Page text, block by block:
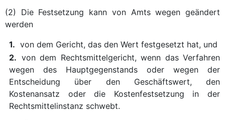
(2) Die Festsetzung kann von Amts wegen geändert
werden
1. von dem Gericht, das den Wert festgesetzt hat, und
2. von dem Rechtsmittelgericht, wenn das Verfahren
wegen des Hauptgegenstands oder wegen der
Entscheidung über den Geschäftswert, den
Kostenansatz oder die Kostenfestsetzung in der
Rechtsmittelinstanz schwebt.